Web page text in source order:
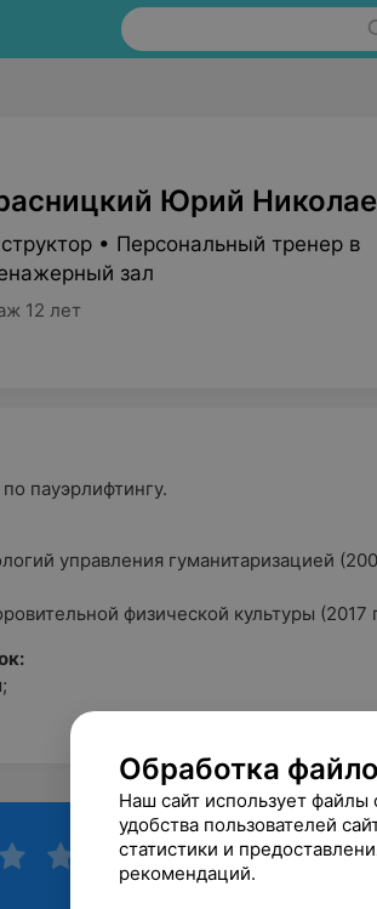
Юрий
• Персональный тренер в
зал
12 лет
пауэрлифтингу.
управления гуманитаризацией
физической культуры (2017
Обработка
Наш сайт использует
удобства пользователей
статистики и
рекомендаций.